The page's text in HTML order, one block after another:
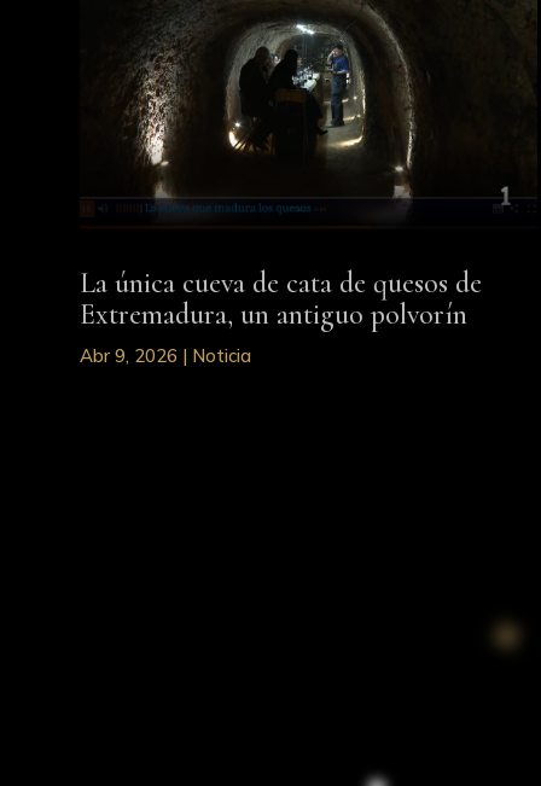
La única cueva de cata de quesos de
Extremadura, un antiguo polvorín
Abr 9, 2026 | Noticia